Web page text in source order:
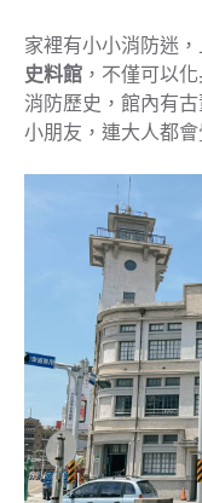
家裡有小小消防迷
史料館 ，不僅可以
消防歷史，館內有
小朋友，連大人都